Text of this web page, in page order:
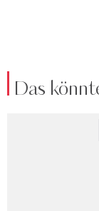
Das